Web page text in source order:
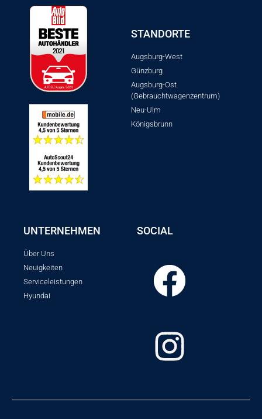
STANDORTE
Augsburg-West
Günzburg
Augsburg-Ost
(Gebrauchtwagenzentrum)
Neu-Ulm
Königsbrunn
UNTERNEHMEN
Über Uns
Neuigkeiten
Serviceleistungen
Hyundai
SOCIAL